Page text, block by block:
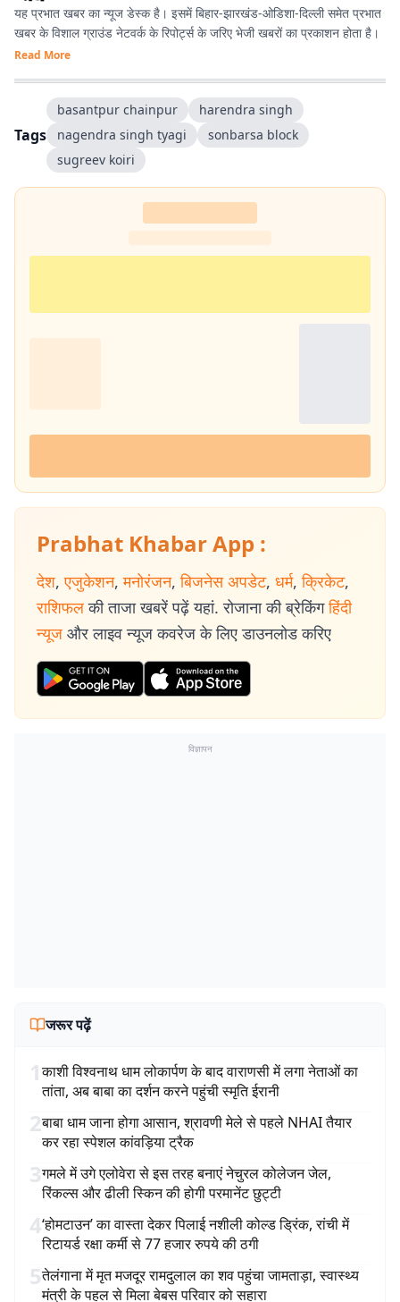
यह प्रभात खबर का न्यूज डेस्क है। इसमें बिहार-झारखंड-ओडिशा-दिल्‍ली समेत प्रभात
खबर के विशाल ग्राउंड नेटवर्क के रिपोर्ट्स के जरिए भेजी खबरों का प्रकाशन होता है।
Read More
Tags
basantpur chainpur
harendra singh
nagendra singh tyagi
sonbarsa block
sugreev koiri
Prabhat Khabar App :
देश, एजुकेशन, मनोरंजन, बिजनेस अपडेट, धर्म, क्रिकेट,
राशिफल की ताजा खबरें पढ़ें यहां. रोजाना की ब्रेकिंग हिंदी
न्यूज और लाइव न्यूज कवरेज के लिए डाउनलोड करिए
विज्ञापन
जरूर पढ़ें
1काशी विश्वनाथ धाम लोकार्पण के बाद वाराणसी में लगा नेताओं का
तांता, अब बाबा का दर्शन करने पहुंची स्मृति ईरानी
2बाबा धाम जाना होगा आसान, श्रावणी मेले से पहले NHAI तैयार
कर रहा स्पेशल कांवड़िया ट्रैक
3गमले में उगे एलोवेरा से इस तरह बनाएं नेचुरल कोलेजन जेल,
रिंकल्स और ढीली स्किन की होगी परमानेंट छुट्टी
4‘होमटाउन’ का वास्ता देकर पिलाई नशीली कोल्ड ड्रिंक, रांची में
रिटायर्ड रक्षा कर्मी से 77 हजार रुपये की ठगी
5तेलंगाना में मृत मजदूर रामदुलाल का शव पहुंचा जामताड़ा, स्वास्थ्य
मंत्री के पहल से मिला बेबस परिवार को सहारा